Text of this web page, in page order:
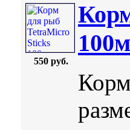
550 руб.